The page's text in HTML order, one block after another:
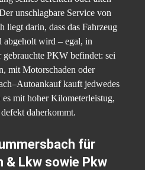
unschlagbare Service von
liegt darin, dass das Fahrzeug
abgeholt wird – egal, in
PKW befindet: sei
mit Motorschaden oder
kauft jedwedes
mit hoher Kilometerleistug,
daherkommt.
für
& Lkw sowie Pkw